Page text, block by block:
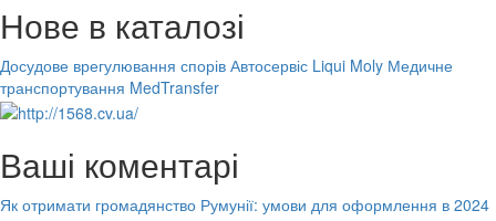
Нове в каталозі
Досудове врегулювання спорів Автосервіс Liqui Moly Медичне
транспортування MedTransfer
Ваші коментарі
Як отримати громадянство Румунії: умови для оформлення в 2024